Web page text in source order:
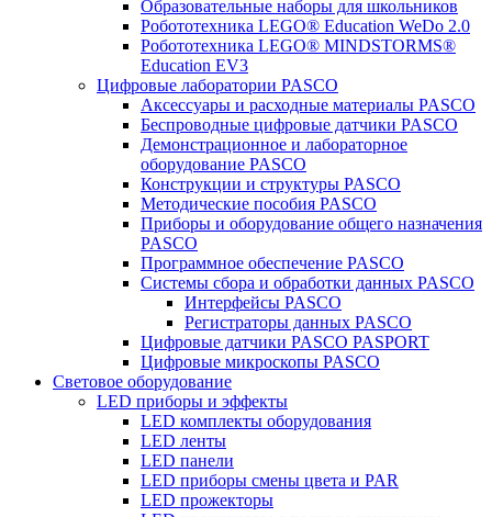
Образовательные наборы для школьников
Робототехника LEGO® Education WeDo 2.0
Робототехника LEGO® MINDSTORMS®
Education EV3
Цифровые лаборатории PASCO
Аксессуары и расходные материалы PASCO
Беспроводные цифровые датчики PASCO
Демонстрационное и лабораторное
оборудование PASCO
Конструкции и структуры PASCO
Методические пособия PASCO
Приборы и оборудование общего назначения
PASCO
Программное обеспечение PASCO
Системы сбора и обработки данных PASCO
Интерфейсы PASCO
Регистраторы данных PASCO
Цифровые датчики PASCO PASPORT
Цифровые микроскопы PASCO
Световое оборудование
LED приборы и эффекты
LED комплекты оборудования
LED ленты
LED панели
LED приборы смены цвета и PAR
LED прожекторы